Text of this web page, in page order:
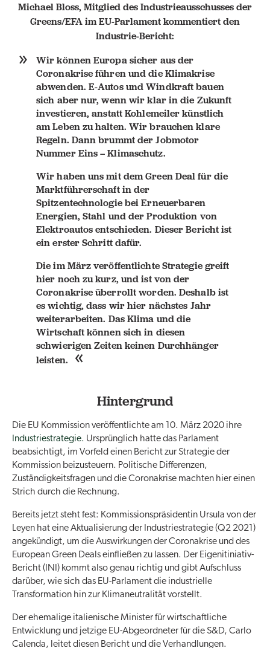
Michael Bloss, Mitglied des Industrieausschusses der
Greens/EFA im EU-Parlament kommentiert den
Industrie-Bericht:
Wir können Europa sicher aus der
Coronakrise führen und die Klimakrise
abwenden. E-Autos und Windkraft bauen
sich aber nur, wenn wir klar in die Zukunft
investieren, anstatt Kohlemeiler künstlich
am Leben zu halten. Wir brauchen klare
Regeln. Dann brummt der Jobmotor
Nummer Eins – Klimaschutz.
Wir haben uns mit dem Green Deal für die
Marktführerschaft in der
Spitzentechnologie bei Erneuerbaren
Energien, Stahl und der Produktion von
Elektroautos entschieden. Dieser Bericht ist
ein erster Schritt dafür.
Die im März veröffentlichte Strategie greift
hier noch zu kurz, und ist von der
Coronakrise überrollt worden. Deshalb ist
es wichtig, dass wir hier nächstes Jahr
weiterarbeiten. Das Klima und die
Wirtschaft können sich in diesen
schwierigen Zeiten keinen Durchhänger
leisten.
Hintergrund
Die EU Kommission veröffentlichte am 10. März 2020 ihre
Industriestrategie. Ursprünglich hatte das Parlament
beabsichtigt, im Vorfeld einen Bericht zur Strategie der
Kommission beizusteuern. Politische Differenzen,
Zuständigkeitsfragen und die Coronakrise machten hier einen
Strich durch die Rechnung.
Bereits jetzt steht fest: Kommissionspräsidentin Ursula von der
Leyen hat eine Aktualisierung der Industriestrategie (Q2 2021)
angekündigt, um die Auswirkungen der Coronakrise und des
European Green Deals einfließen zu lassen. Der Eigenitiniativ-
Bericht (INI) kommt also genau richtig und gibt Aufschluss
darüber, wie sich das EU-Parlament die industrielle
Transformation hin zur Klimaneutralität vorstellt.
Der ehemalige italienische Minister für wirtschaftliche
Entwicklung und jetzige EU-Abgeordneter für die S&D, Carlo
Calenda, leitet diesen Bericht und die Verhandlungen.